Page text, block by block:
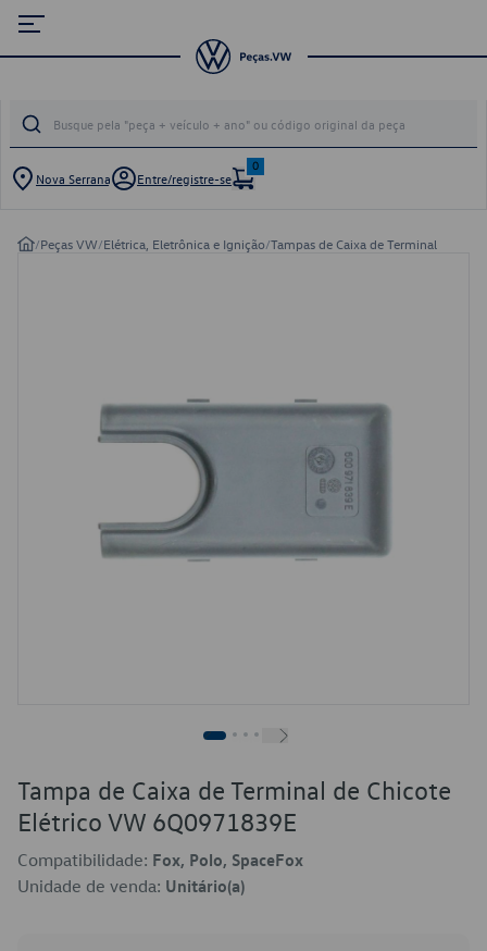
Nova Serrana Entre/registre-se
0
/Peças VW/Elétrica, Eletrônica e Ignição/Tampas de Caixa de Terminal
Tampa de Caixa de Terminal de Chicote
Elétrico VW 6Q0971839E
Compatibilidade: Fox, Polo, SpaceFox
Unidade de venda: Unitário(a)